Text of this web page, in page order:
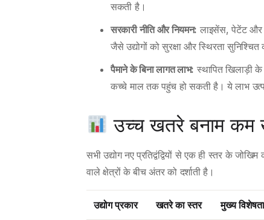
सकती है।
सरकारी नीति और नियमन: लाइसेंस, पेटेंट और
जैसे उद्योगों को सुरक्षा और स्थिरता
पैमाने के बिना लागत लाभ: स्थापित खिलाड़ी
कच्चे माल तक पहुंच हो सकती है। ये लाभ
उच्च खतरे बनाम कम
सभी उद्योग नए प्रतिद्वंद्वियों से एक ही स्तर के
वाले क्षेत्रों के बीच अंतर को दर्शाती है।
उद्योग प्रकार खतरे का स्तर मुख्य